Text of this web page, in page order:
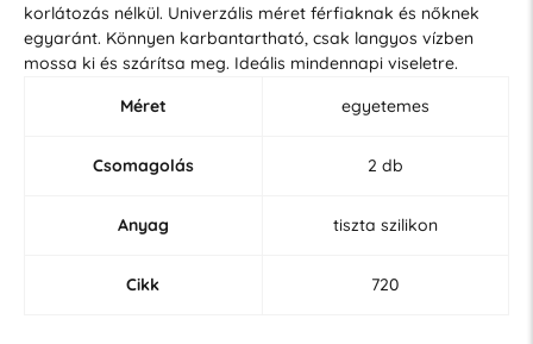
korlátozás nélkül. Univerzális méret férfiaknak és nőknek
egyaránt. Könnyen karbantartható, csak langyos vízben
mossa ki és szárítsa meg. Ideális mindennapi viseletre.
Méret
egyetemes
Csomagolás 2 db
Anyag tiszta szilikon
Cikk 720